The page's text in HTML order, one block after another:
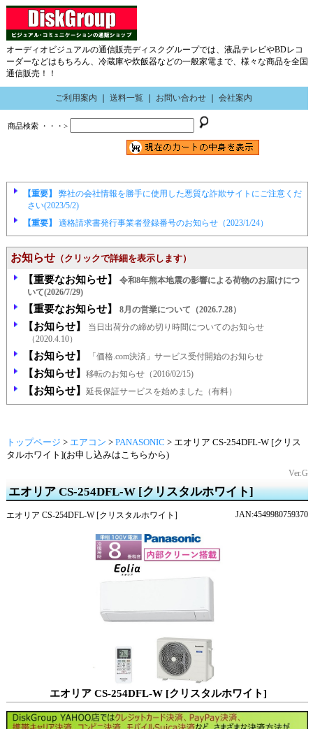
オーディオビジュアルの通信販売ディスクグループでは、液晶テレビやBDレコ
ーダーなどはもちろん、冷蔵庫や炊飯器などの一般家電まで、様々な商品を全国
通信販売！！
ご利用案内 送料一覧 お問い合わせ 会社案内
商品検索 ・・・>
【重要】
弊社の会社情報を勝手に使用した悪質な詐欺サイトにご注意くだ
さい(2023/5/2)
【重要】
適格請求書発行事業者登録番号のお知らせ（2023/1/24）
お知らせ （クリックで詳細を表示します）
【重要なお知らせ】
令和8年熊本地震の影響による荷物のお届けにつ
いて(2026/7/29)
【重要なお知らせ】 8月の営業について（2026.7.28）
【お知らせ】
当日出荷分の締め切り時間についてのお知らせ
（2020.4.10）
【お知らせ】 「価格.com決済」サービス受付開始のお知らせ
【お知らせ】 移転のお知らせ（2016/02/15)
【お知らせ】 延長保証サービスを始めました（有料）
トップページ > エアコン > PANASONIC > エオリア CS-254DFL-W [クリス
タルホワイト](お申し込みはこちらから)
Ver.G
エオリア CS-254DFL-W [クリスタルホワイト]
エオリア CS-254DFL-W [クリスタルホワイト] JAN:4549980759370
エオリア CS-254DFL-W [クリスタルホワイト]